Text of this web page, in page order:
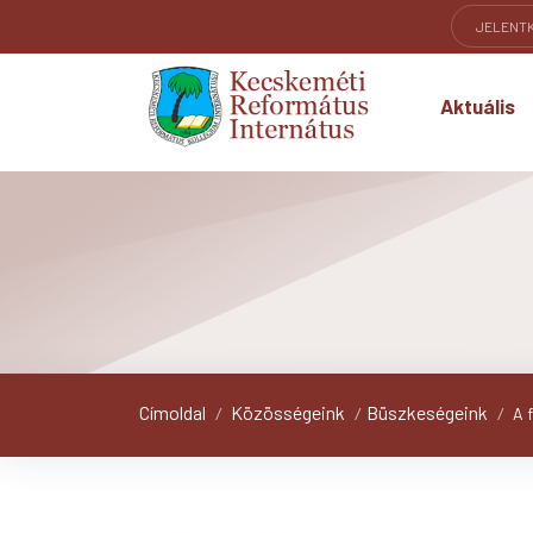
Aktuális
Címoldal / Közösségeink / Büszkeségeink / A